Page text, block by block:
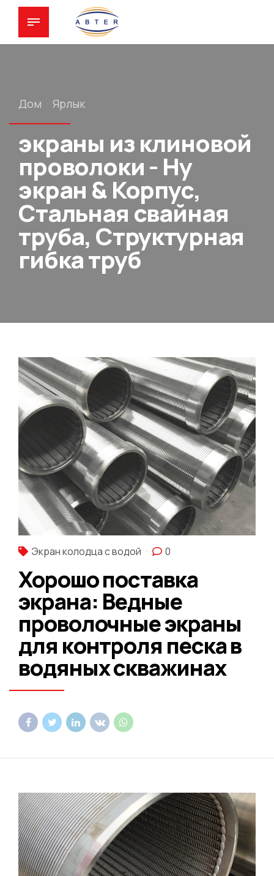
Дом Ярлык
экраны из клиновой
проволоки - Ну
экран & Корпус,
Стальная свайная
труба, Структурная
гибка труб
Экран колодца с водой 0
Хорошо поставка
экрана: Ведные
проволочные экраны
для контроля песка в
водяных скважинах